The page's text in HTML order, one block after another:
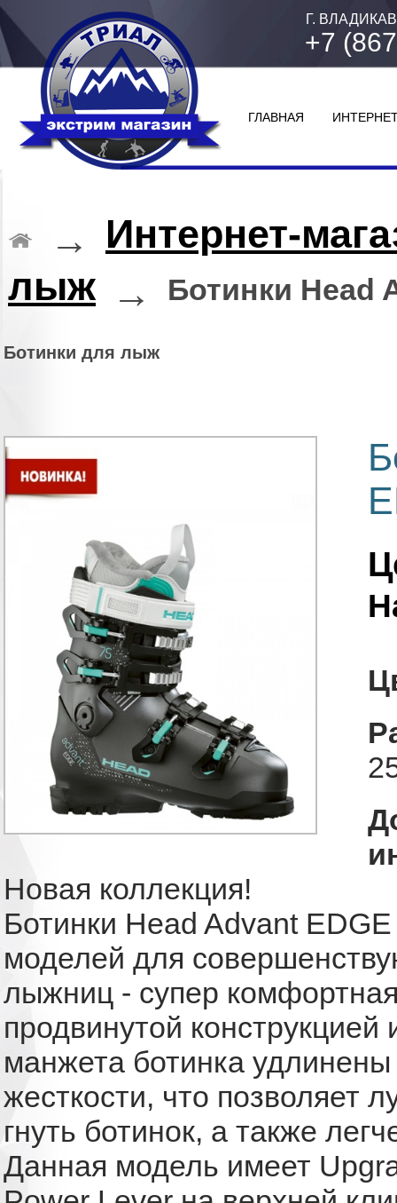
Г.
+7
ГЛАВНАЯ
→ Интернет-
лыж → Ботинки Head
Ботинки для лыж
Новая коллекция!
Ботинки Head Advant
моделей для
лыжниц - супер
продвинутой
манжета ботинка
жесткости, что позволяет
гнуть ботинок, а также
Данная модель имеет